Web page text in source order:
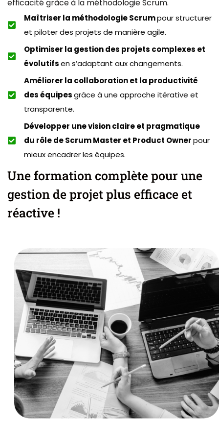
efficacité grâce à la méthodologie Scrum.
Maîtriser la méthodologie Scrumpour structurer
et piloter des projets de manière agile.
Optimiser la gestion des projets complexes et
évolutifsen s’adaptant aux changements.
Améliorer la collaboration et la productivité
des équipesgrâce à une approche itérative et
transparente.
Développer une vision claire et pragmatique
du rôle de Scrum Master et Product Ownerpour
mieux encadrer les équipes.
Une formation complète pour une
gestion de projet plus efficace et
réactive !